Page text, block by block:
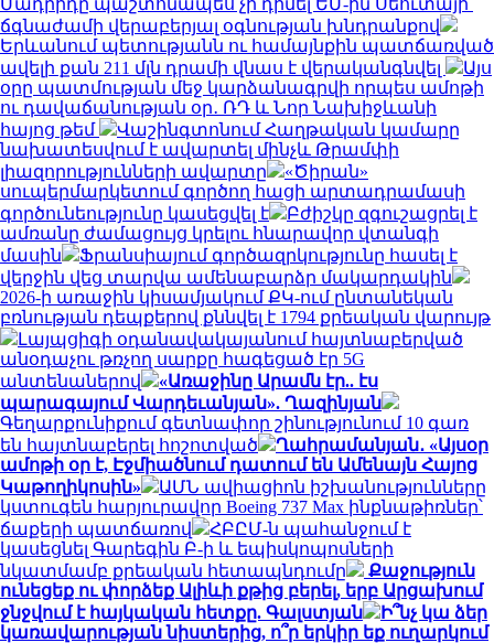
ճգնաժամի վերաբերյալ օգնության խնդրանքով
Երևանում պետությանն ու համայնքին պատճառված
ավելի քան 211 մլն դրամի վնաս է վերականգնվել
Այս
օրը պատմության մեջ կարձանագրվի որպես ամոթի
ու դավաճանության օր․ ՌԴ և Նոր Նախիջևանի
հայոց թեմ
Վաշինգտոնում Հաղթական կամարը
նախատեսվում է ավարտել մինչև Թրամփի
լիազորությունների ավարտը
«Ծիրան»
սուպերմարկետում գործող հացի արտադրամասի
գործունեությունը կասեցվել է
Բժիշկը զգուշացրել է
ամռանը ժամացույց կրելու հնարավոր վտանգի
մասին
Ֆրանսիայում գործազրկությունը հասել է
վերջին վեց տարվա ամենաբարձր մակարդակին
2026-ի առաջին կիսամյակում ՔԿ-ում ընտանեկան
բռնության դեպքերով քննվել է 1794 քրեական վարույթ
Լայպցիգի օդանավակայանում հայտնաբերված
անօդաչու թռչող սարքը հագեցած էր 5G
անտենաներով
«Առաջինը Արամն էր.. էս
պարագայում Վարդեւանյան». Ղազինյան
Գեղարքունիքում գետնափոր շինությունում 10 գառ
են հայտնաբերել հոշոտված
Ղահրամանյան․ «Այսօր
ամոթի օր է, Էջմիածնում դատում են Ամենայն Հայոց
Կաթողիկոսին»
ԱՄՆ ավիացիոն իշխանությունները
կստուգեն հարյուրավոր Boeing 737 Max ինքնաթիռներ՝
ճաքերի պատճառով
ՀԲԸՄ-ն պահանջում է
կասեցնել Գարեգին Բ-ի և եպիսկոպոսների
նկատմամբ քրեական հետապնդումը
Քաջություն
ունեցեք ու փորձեք Ալիևի քթից բերել, երբ Արցախում
ջնջվում է հայկական հետքը. Գալստյան
Ի՞նչ կա ձեր
կառավարության նիստերից, ո՞ր երկիր եք ուղարկում